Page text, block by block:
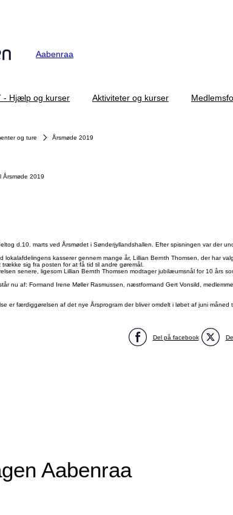
Aabenraa
- Hjælp og kurser Aktiviteter og kurser
og ture Årsmøde 2019
Årsmøde 2019
d.10. marts ved Årsmødet i Sønderjyllandshallen. Efter spisningen var der
lokalafdelingens kasserer gennem mange år, Lillian Bernth Thomsen, der har
sig fra posten for at få tid til andre gøremål.
senere, ligesom Lillian Bernth Thomsen modtager jubilæumsnål for 10 års
nu af: Formand Irene Møller Rasmussen, næstformand Gert Vonsild,
er færdiggørelsen af det nye Årsprogram der bliver omdelt i løbet af juni måned
Del på facebook
Aabenraa